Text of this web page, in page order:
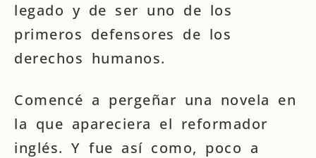
legado y de ser uno de los
primeros defensores de los
derechos humanos.
Comencé a pergeñar una novela en
la que apareciera el reformador
inglés. Y fue así como, poco a